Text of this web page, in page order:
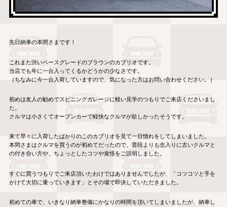
先日納車の本間さまです！
これまた渋いベースグレードのブラウンのカブリオです。
当店でも年に一台入ってくるかどうかの少なさです。
（ちなみに今一台入荷していますので、気になった方はお問い合わせください。）
初めは友人の勧めでスピニングガレージに軽い見学のつもりでご来店くださいまし
た。
クルマは小さくてオープンカーで軽快なクルマが欲しかったそうです。
来て早々に入荷したばかりのこのカブリオを見て一目惚れをしてしまいました。
本間さまはクルマを買うのが初めてだったので、普段よりも念入りに古いクルマと
の付き合い方や、ちょっとしたコツや覚悟をご説明しました。
すぐに買うつもりでご来店頂いたわけではありませんでしたが、「コツコツと手を
かけて大切に乗っていきます」とその場で即決していただきました。
初めての車で、いきなり納車整備にかなりの時間を頂いてしまいましたが、納車し